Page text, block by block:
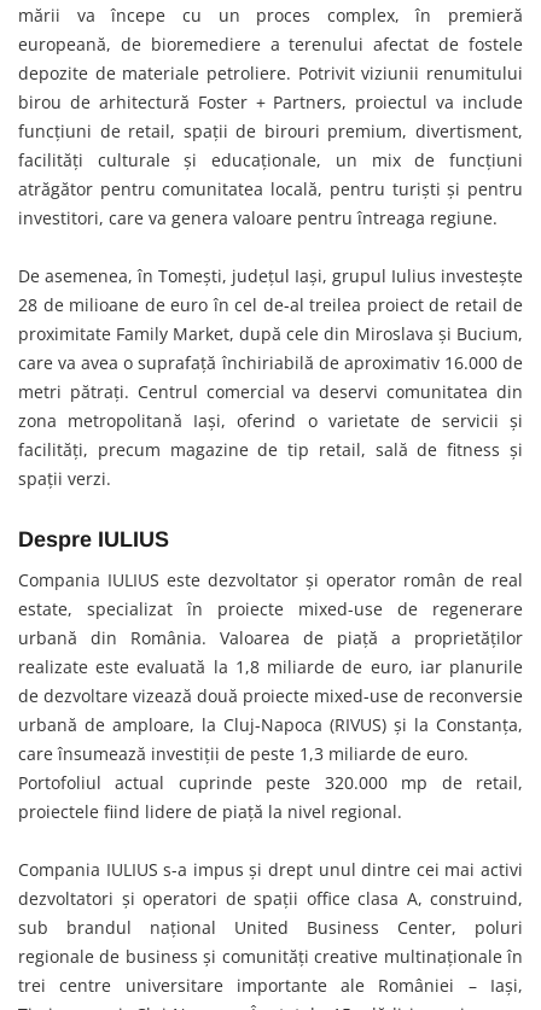
mării va începe cu un proces complex, în premieră
europeană, de bioremediere a terenului afectat de fostele
depozite de materiale petroliere. Potrivit viziunii renumitului
birou de arhitectură Foster + Partners, proiectul va include
funcţiuni de retail, spații de birouri premium, divertisment,
facilități culturale și educaționale, un mix de funcțiuni
atrăgător pentru comunitatea locală, pentru turiști și pentru
investitori, care va genera valoare pentru întreaga regiune.
De asemenea, în Tomești, județul Iași, grupul Iulius investește
28 de milioane de euro în cel de-al treilea proiect de retail de
proximitate Family Market, după cele din Miroslava și Bucium,
care va avea o suprafață închiriabilă de aproximativ 16.000 de
metri pătrați. Centrul comercial va deservi comunitatea din
zona metropolitană Iași, oferind o varietate de servicii și
facilități, precum magazine de tip retail, sală de fitness și
spații verzi.
Despre IULIUS
Compania IULIUS este dezvoltator și operator român de real
estate, specializat în proiecte mixed-use de regenerare
urbană din România. Valoarea de piaţă a proprietăţilor
realizate este evaluată la 1,8 miliarde de euro, iar planurile
de dezvoltare vizează două proiecte mixed-use de reconversie
urbană de amploare, la Cluj-Napoca (RIVUS) și la Constanța,
care însumează investiții de peste 1,3 miliarde de euro.
Portofoliul actual cuprinde peste 320.000 mp de retail,
proiectele fiind lidere de piață la nivel regional.
Compania IULIUS s-a impus şi drept unul dintre cei mai activi
dezvoltatori și operatori de spații office clasa A, construind,
sub brandul național United Business Center, poluri
regionale de business și comunități creative multinaționale în
trei centre universitare importante ale României – Iași,